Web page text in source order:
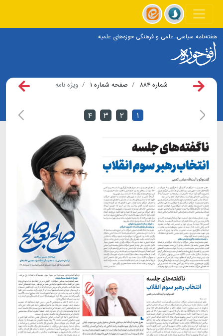
هفته‌نامه سیاسی، علمی و فرهنگی حوزه‌های علمیه
شماره ۸۸۴ صفحه شماره ۱ ویژه نامه
۱ ۲ ۳ ۴